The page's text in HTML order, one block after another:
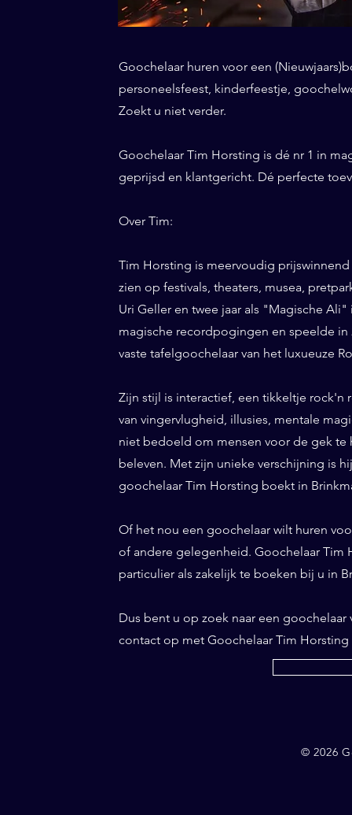
Goochelaar huren voor een
personeelsfeest, kinderfeestje,
Zoekt u niet verder.
Goochelaar Tim Horsting is dé nr 1 in
geprijsd en klantgericht. Dé perfecte
Over Tim:
Tim Horsting is meervoudig
zien op festivals, theaters, musea,
Uri Geller en twee jaar als "Magische
magische recordpogingen en speelde in
vaste tafelgoochelaar van het luxueuze
Zijn stijl is interactief, een tikkeltje rock'n
van vingervlugheid, illusies, mentale
niet bedoeld om mensen voor de gek te
beleven. Met zijn unieke verschijning is
goochelaar Tim Horsting boekt in
Of het nou een goochelaar wilt huren
of andere gelegenheid. Goochelaar Tim
particulier als zakelijk te boeken bij u in
Dus bent u op zoek naar een
contact op met Goochelaar Tim Horsting
© 2026